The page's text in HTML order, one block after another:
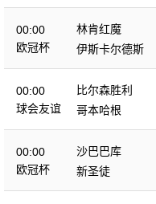
00:00
欧冠杯
林肯红魔
伊斯卡尔德斯
00:00
球会友谊
比尔森胜利
哥本哈根
00:00
欧冠杯
沙巴巴库
新圣徒